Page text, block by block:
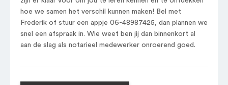
hoe we samen het verschil kunnen maken! Bel met
Frederik of stuur een appje 06-48987425, dan plannen we
snel een afspraak in. Wie weet ben jij dan binnenkort al
aan de slag als notarieel medewerker onroerend goed.